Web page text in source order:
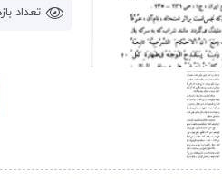
تعداد